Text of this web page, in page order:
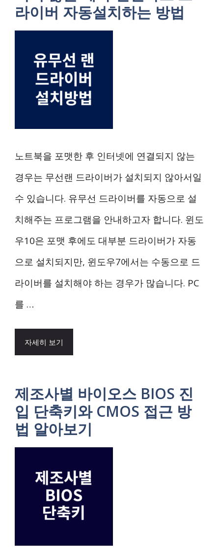
라이버 자동설치하는 방법
노트북을 포맷한 후 인터넷에 연결되지 않는
경우는 무선랜 드라이버가 설치되지 않아서일
수 있습니다. 유무선 드라이버를 자동으로 설
치해주는 프로그램을 안내하고자 합니다. 윈도
우10은 포맷 후에도 대부분 드라이버가 자동
으로 설치되지만, 윈도우7에서는 수동으로 드
라이버를 설치해야 하는 경우가 많습니다. PC
를 …
자세히 보기
제조사별 바이오스 BIOS 진
입 단축키와 CMOS 접근 방
법 알아보기